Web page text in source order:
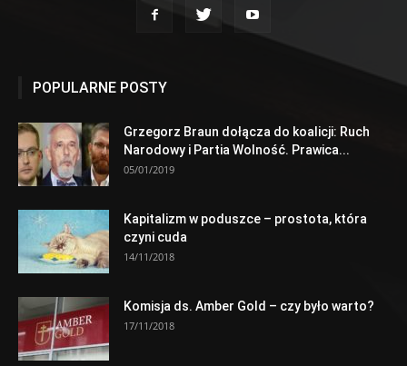
POPULARNE POSTY
Grzegorz Braun dołącza do koalicji: Ruch
Narodowy i Partia Wolność. Prawica...
05/01/2019
Kapitalizm w poduszce – prostota, która
czyni cuda
14/11/2018
Komisja ds. Amber Gold – czy było warto?
17/11/2018